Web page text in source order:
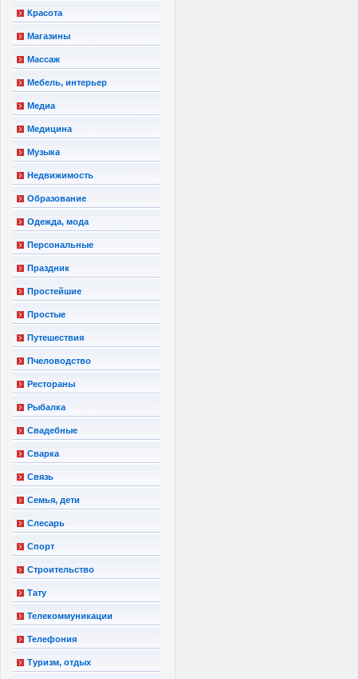
Красота
Магазины
Массаж
Мебель, интерьер
Медиа
Медицина
Музыка
Недвижимость
Образование
Одежда, мода
Персональные
Праздник
Простейшие
Простые
Путешествия
Пчеловодство
Рестораны
Рыбалка
Свадебные
Сварка
Связь
Семья, дети
Слесарь
Спорт
Строительство
Тату
Телекоммуникации
Телефония
Туризм, отдых